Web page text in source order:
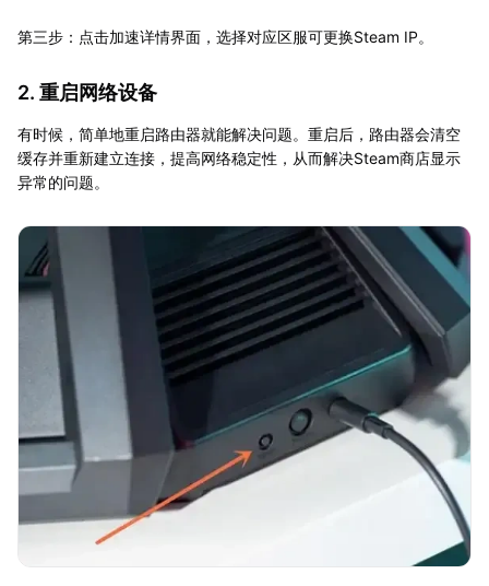
第三步：点击加速详情界面，选择对应区服可更换Steam IP。
2. 重启网络设备
有时候，简单地重启路由器就能解决问题。重启后，路由器会清空
缓存并重新建立连接，提高网络稳定性，从而解决Steam商店显示
异常的问题。